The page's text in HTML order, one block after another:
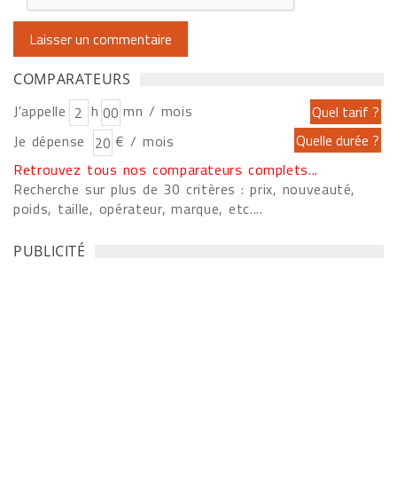
COMPARATEURS
J'appelle h
mn / mois
Je dépense
€ / mois
Retrouvez tous nos comparateurs complets...
Recherche sur plus de 30 critères : prix, nouveauté,
poids, taille, opérateur, marque, etc....
PUBLICITÉ